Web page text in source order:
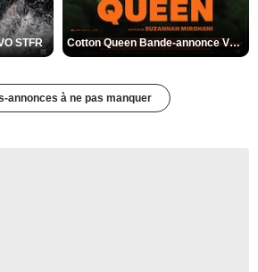
STFR Cotton Queen Bande-annonce VO STFR
annonces à ne pas manquer